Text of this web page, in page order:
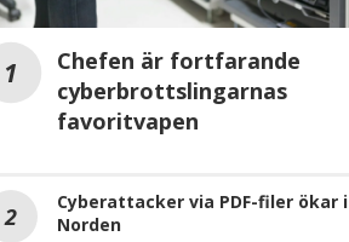
Chefen är fortfarande
cyberbrottslingarnas
favoritvapen
Cyberattacker via PDF-filer ökar i
Norden